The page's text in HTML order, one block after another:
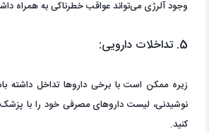
وجود آلرژی می‌تواند عواقب خطرناکی به همراه
5. تداخلات دارویی:
زیره ممکن است با برخی داروها تداخل داشته
نوشیدنی، لیست داروهای مصرفی خود را با
کنید.